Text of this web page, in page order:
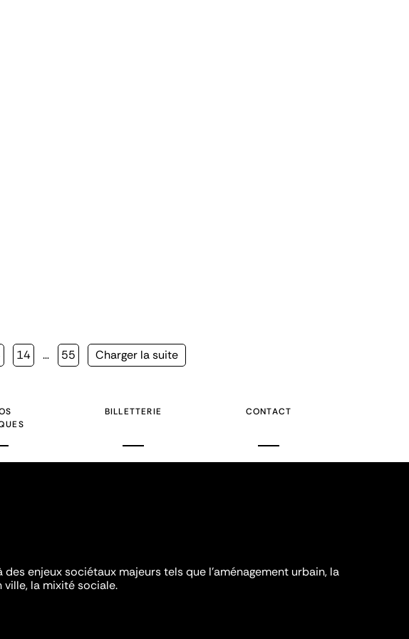
Page
14 … Page
55
Page
Charger la suite
BILLETTERIE CONTACT
enjeux sociétaux majeurs tels que l'aménagement urbain, la
la mixité sociale.